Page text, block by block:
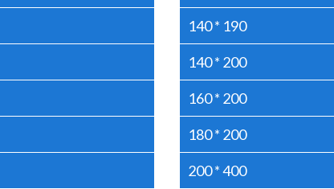
140 * 190
140 * 200
160 * 200
180 * 200
200 * 400